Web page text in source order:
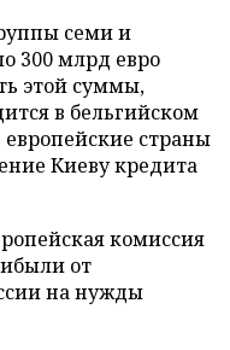
семи и
300 млрд евро
этой суммы,
в бельгийском
страны
Киеву кредита
комиссия
от
на нужды